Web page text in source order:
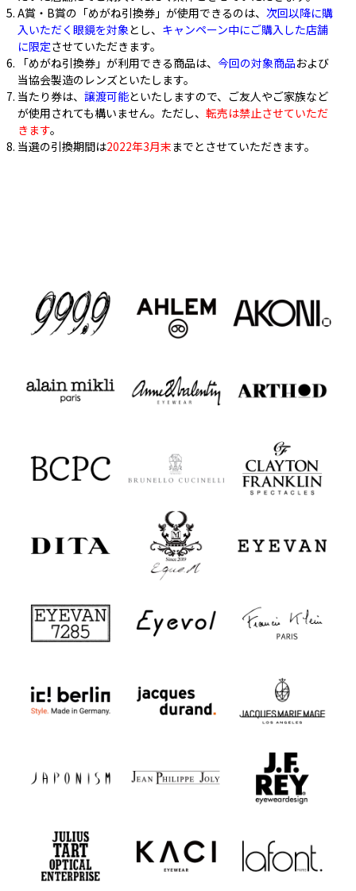
A賞・B賞の「めがね引換券」が使用できるのは、次回以降に購
入いただく眼鏡を対象とし、 キャンペーン中にご購入した店舗
に限定させていただきます。
「めがね引換券」が利用できる商品は、今回の対象商品および
当協会製造のレンズといたします。
当たり券は、譲渡可能といたしますので、ご友人やご家族など
が使用されても構いません。ただし、転売は禁止させていただ
きます。
当選の引換期間は2022年3月末までとさせていただきます。